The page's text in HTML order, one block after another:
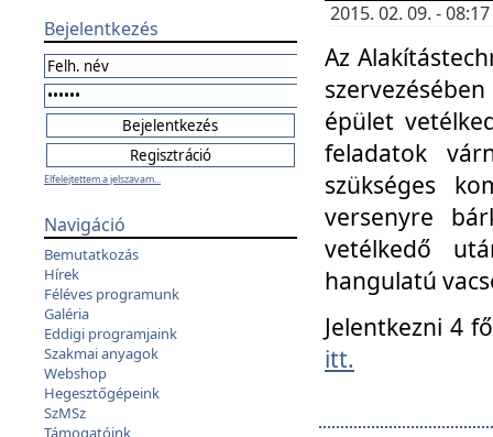
Bejelentkezés
Elfelejtettem a jelszavam...
Navigáció
Bemutatkozás
Hírek
Féléves programunk
Galéria
Eddigi programjaink
Szakmai anyagok
Webshop
Hegesztőgépeink
SzMSz
Támogatóink
2015. 02. 09. -
Az
épület
feladatok
szükséges
versenyre
vetélkedő
hangulatú
Jelentkezni 4
itt.